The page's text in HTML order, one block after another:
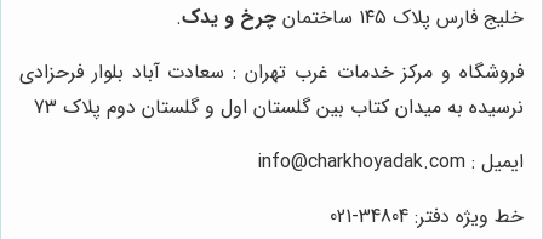
خلیج فارس پلاک ۱۴۵ ساختمان
چرخ و یدک.
فروشگاه و مرکز خدمات غرب تهران : سعادت آباد بلوار فرحزادی
نرسیده به میدان کتاب بین گلستان اول و گلستان دوم پلاک 73
ایمیل : info@charkhoyadak.com
خط ویژه دفتر: 34804-021